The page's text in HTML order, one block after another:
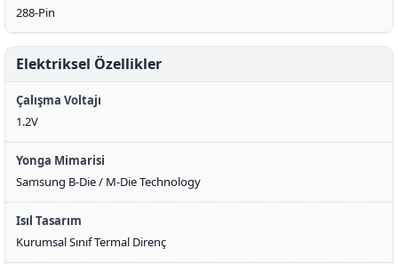
288-Pin
Elektriksel Özellikler
Çalışma Voltajı
1.2V
Yonga Mimarisi
Samsung B-Die / M-Die Technology
Isıl Tasarım
Kurumsal Sınıf Termal Direnç